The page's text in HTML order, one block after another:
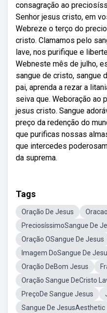
consagração ao
Senhor jesus cristo, em
Webreze o terço do
cristo. Clamamos pelo
lave, nos purifique e
Webneste mês de julho,
sangue de cristo, sangue
pai, aprenda a rezar a
seiva que. Weboração ao
jesus cristo. Sangue
preço da redenção do
que purificas nossas
que intercedes
da suprema.
Tags
Oração De Jesus
PreciosíssimoSangue De
Oração OSangue De Jesus
Imagem DoSangue De
Oração DeBom Jesus
Oração Sangue DeCristo
PreçoDe Sangue Jesus
Sangue De JesusAesthetic